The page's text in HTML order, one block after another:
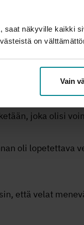
näkyville kaikki
on
Vain
ennen kuin
jos tulee kovia
rahat tililleen.
niukoilla tuloilla.
joka olisi
oli lopetettava
että velat